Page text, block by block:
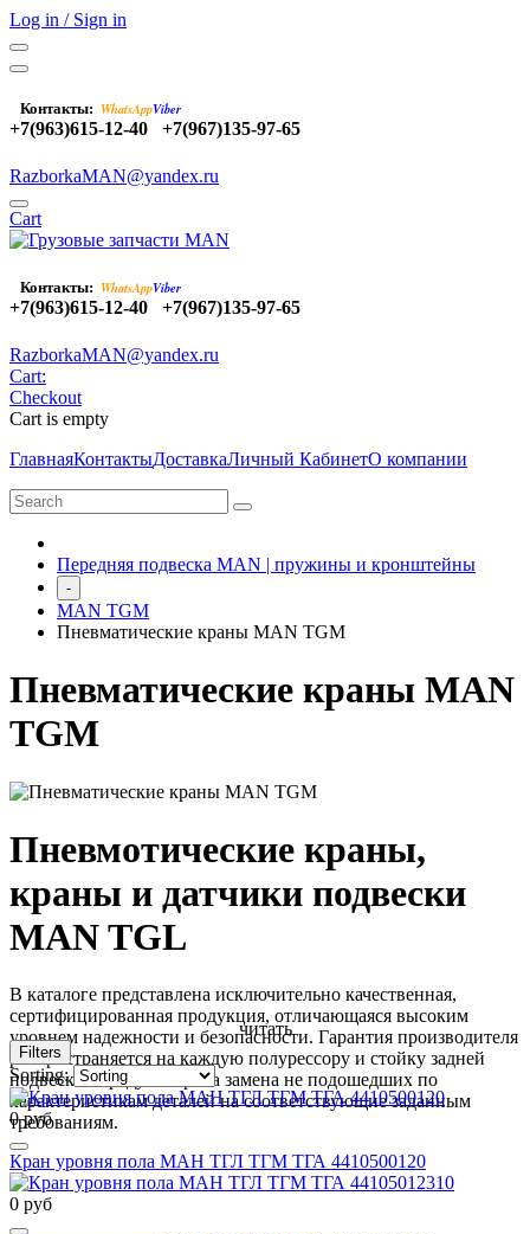
Log in / Sign in
Контакты: WhatsAppViber
+7(963)615-12-40 +7(967)135-97-65
RazborkaMAN@yandex.ru
Cart
Контакты: WhatsAppViber
+7(963)615-12-40 +7(967)135-97-65
RazborkaMAN@yandex.ru
Cart:
Checkout
Cart is empty
ГлавнаяКонтактыДоставкаЛичный КабинетО компании
Передняя подвеска MAN | пружины и кронштейны
-
MAN TGM
Пневматические краны MAN TGM
Пневматические краны MAN
TGM
Пневмотические краны,
краны и датчики подвески
MAN TGL
В каталоге представлена исключительно качественная,
сертифицированная продукция, отличающаяся высоким
уровнем надежности и безопасности. Гарантия производителя
распространяется на каждую полурессору и стойку задней
подвески. Предусмотрена замена не подошедших по
характеристикам деталей на соответствующие заданным
требованиям.
читать
Filters
Sorting:
0 руб
Кран уровня пола МАН ТГЛ ТГМ ТГА 4410500120
0 руб